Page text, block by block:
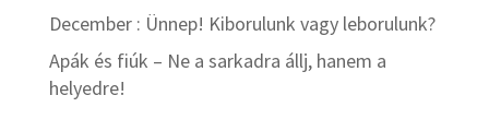
December : Ünnep! Kiborulunk vagy leborulunk?
Apák és fiúk – Ne a sarkadra állj, hanem a
helyedre!